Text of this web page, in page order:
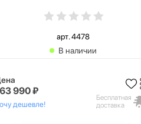
арт. 4478
В наличии
990 ₽
дешевле!
Бесплатная
доставка